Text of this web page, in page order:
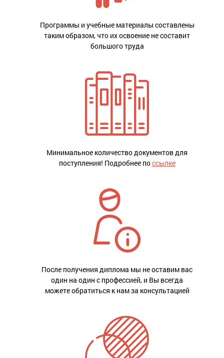
Программы и учебные материалы составлены
таким образом, что их освоение не составит
большого труда
Минимальное количество документов для
поступления! Подробнее поссылке
После получения диплома мы не оставим вас
один на один с профессией, и Вы всегда
можете обратиться к нам за консультацией